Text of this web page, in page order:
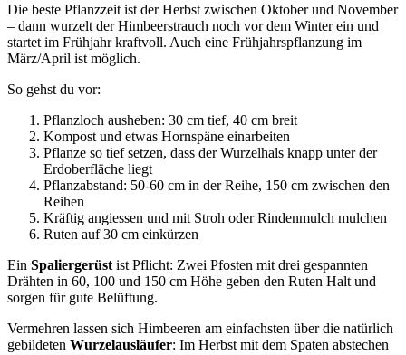
Die beste Pflanzzeit ist der Herbst zwischen Oktober und November
– dann wurzelt der Himbeerstrauch noch vor dem Winter ein und
startet im Frühjahr kraftvoll. Auch eine Frühjahrspflanzung im
März/April ist möglich.
So gehst du vor:
Pflanzloch ausheben: 30 cm tief, 40 cm breit
Kompost und etwas Hornspäne einarbeiten
Pflanze so tief setzen, dass der Wurzelhals knapp unter der
Erdoberfläche liegt
Pflanzabstand: 50-60 cm in der Reihe, 150 cm zwischen den
Reihen
Kräftig angiessen und mit Stroh oder Rindenmulch mulchen
Ruten auf 30 cm einkürzen
Ein Spaliergerüst ist Pflicht: Zwei Pfosten mit drei gespannten
Drähten in 60, 100 und 150 cm Höhe geben den Ruten Halt und
sorgen für gute Belüftung.
Vermehren lassen sich Himbeeren am einfachsten über die natürlich
gebildeten Wurzelausläufer: Im Herbst mit dem Spaten abstechen